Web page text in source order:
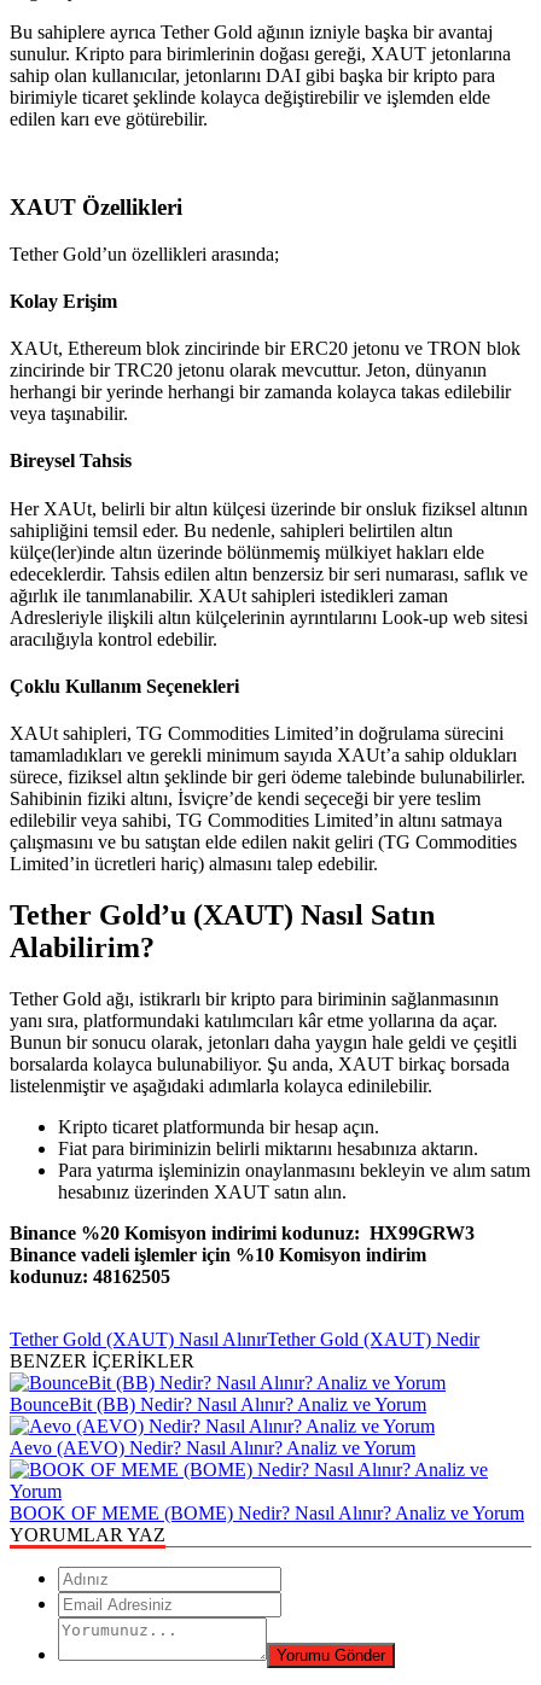
Bu sahiplere ayrıca Tether Gold ağının izniyle başka bir avantaj
sunulur. Kripto para birimlerinin doğası gereği, XAUT jetonlarına
sahip olan kullanıcılar, jetonlarını DAI gibi başka bir kripto para
birimiyle ticaret şeklinde kolayca değiştirebilir ve işlemden elde
edilen karı eve götürebilir.
XAUT Özellikleri
Tether Gold’un özellikleri arasında;
Kolay Erişim
XAUt, Ethereum blok zincirinde bir ERC20 jetonu ve TRON blok
zincirinde bir TRC20 jetonu olarak mevcuttur. Jeton, dünyanın
herhangi bir yerinde herhangi bir zamanda kolayca takas edilebilir
veya taşınabilir.
Bireysel Tahsis
Her XAUt, belirli bir altın külçesi üzerinde bir onsluk fiziksel altının
sahipliğini temsil eder. Bu nedenle, sahipleri belirtilen altın
külçe(ler)inde altın üzerinde bölünmemiş mülkiyet hakları elde
edeceklerdir. Tahsis edilen altın benzersiz bir seri numarası, saflık ve
ağırlık ile tanımlanabilir. XAUt sahipleri istedikleri zaman
Adresleriyle ilişkili altın külçelerinin ayrıntılarını Look-up web sitesi
aracılığıyla kontrol edebilir.
Çoklu Kullanım Seçenekleri
XAUt sahipleri, TG Commodities Limited’in doğrulama sürecini
tamamladıkları ve gerekli minimum sayıda XAUt’a sahip oldukları
sürece, fiziksel altın şeklinde bir geri ödeme talebinde bulunabilirler.
Sahibinin fiziki altını, İsviçre’de kendi seçeceği bir yere teslim
edilebilir veya sahibi, TG Commodities Limited’in altını satmaya
çalışmasını ve bu satıştan elde edilen nakit geliri (TG Commodities
Limited’in ücretleri hariç) almasını talep edebilir.
Tether Gold’u (XAUT) Nasıl Satın
Alabilirim?
Tether Gold ağı, istikrarlı bir kripto para biriminin sağlanmasının
yanı sıra, platformundaki katılımcıları kâr etme yollarına da açar.
Bunun bir sonucu olarak, jetonları daha yaygın hale geldi ve çeşitli
borsalarda kolayca bulunabiliyor. Şu anda, XAUT birkaç borsada
listelenmiştir ve aşağıdaki adımlarla kolayca edinilebilir.
Kripto ticaret platformunda bir hesap açın.
Fiat para biriminizin belirli miktarını hesabınıza aktarın.
Para yatırma işleminizin onaylanmasını bekleyin ve alım satım
hesabınız üzerinden XAUT satın alın.
Binance %20 Komisyon indirimi kodunuz: HX99GRW3
Binance vadeli işlemler için %10 Komisyon indirim
kodunuz: 48162505
Tether Gold (XAUT) Nasıl AlınırTether Gold (XAUT) Nedir
BENZER İÇERİKLER
BounceBit (BB) Nedir? Nasıl Alınır? Analiz ve Yorum
Aevo (AEVO) Nedir? Nasıl Alınır? Analiz ve Yorum
BOOK OF MEME (BOME) Nedir? Nasıl Alınır? Analiz ve Yorum
YORUMLAR YAZ